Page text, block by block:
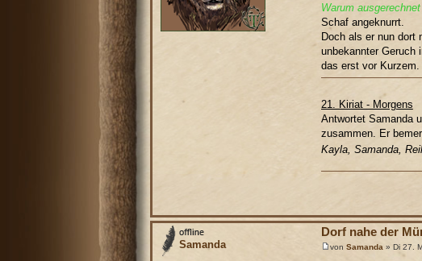
Warum
Schaf angeknurrt.
Doch als er nun dort
unbekannter Geruch
das erst vor Kurzem.
21. Kiriat - Morgens
Antwortet Samanda
zusammen. Er
Kayla, Samanda,
Dorf nahe der
von Samanda » Di 27.
Samanda